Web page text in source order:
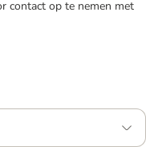
contact op te nemen met